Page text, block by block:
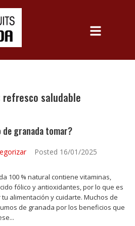
refresco saludable
de granada tomar?
Posted 16/01/2025
100 % natural contiene vitaminas,
fólico y antioxidantes, por lo que es
alimentación y cuidarte. Muchos de
de granada por los beneficios que